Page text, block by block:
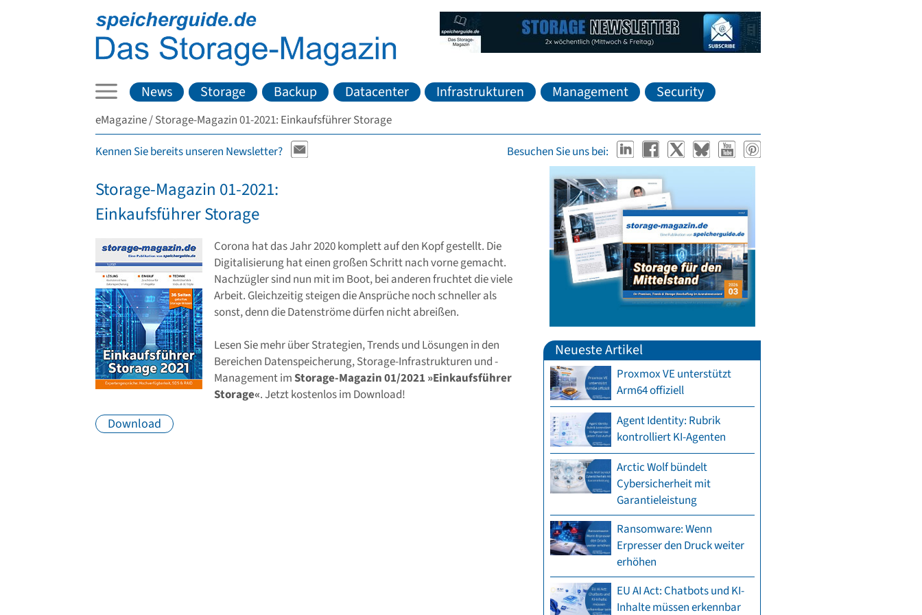
News Storage Backup Datacenter Infrastrukturen Management Security
eMagazine Storage-Magazin 01-2021: Einkaufsführer Storage
Kennen Sie bereits unseren Newsletter?
Besuchen Sie uns bei:
Storage-Magazin 01-2021:
Einkaufsführer Storage
Corona hat das Jahr 2020 komplett auf den Kopf gestellt. Die
Digitalisierung hat einen großen Schritt nach vorne gemacht.
Nachzügler sind nun mit im Boot, bei anderen fruchtet die viele
Arbeit. Gleichzeitig steigen die Ansprüche noch schneller als
sonst, denn die Datenströme dürfen nicht abreißen.
Lesen Sie mehr über Strategien, Trends und Lösungen in den
Bereichen Datenspeicherung, Storage-Infrastrukturen und -
Management imStorage-Magazin 01/2021 »Einkaufsführer
Storage«. Jetzt kostenlos im Download!
Download
Neueste Artikel
Proxmox VE unterstützt
Arm64 offiziell
Agent Identity: Rubrik
kontrolliert KI-Agenten
Arctic Wolf bündelt
Cybersicherheit mit
Garantieleistung
Ransomware: Wenn
Erpresser den Druck weiter
erhöhen
EU AI Act: Chatbots und KI-
Inhalte müssen erkennbar